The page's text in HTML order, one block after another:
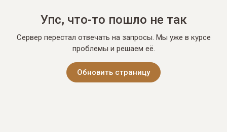
Упс, что-то пошло не так
Сервер перестал отвечать на запросы. Мы уже в курсе
проблемы и решаем её.
Обновить страницу